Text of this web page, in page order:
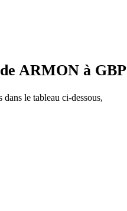
ARMON à GBP
le tableau ci-dessous,